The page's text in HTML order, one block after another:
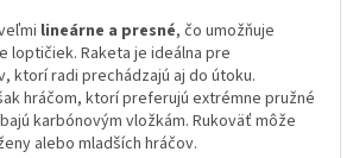
lineárne a presné, čo umožňuje
loptičiek. Raketa je ideálna pre
ktorí radi prechádzajú aj do útoku.
hráčom, ktorí preferujú extrémne pružné
karbónovým vložkám. Rukoväť môže
alebo mladších hráčov.